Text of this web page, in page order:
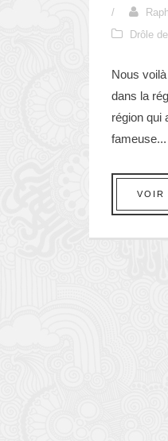
/
Drôle
Nous
dans la
région qui
fameuse...
VOIR